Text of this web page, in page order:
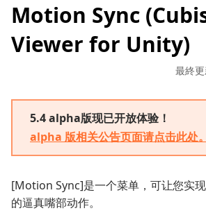
Motion Sync
Viewer for Unity)
最終
5.4 alpha版现已开放体验！
alpha 版相关公告页面请点击此处。
[Motion Sync]是一个菜单，可让您实
的逼真嘴部动作。